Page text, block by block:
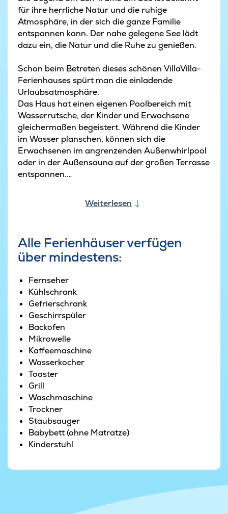
für ihre herrliche Natur und die ruhige
Atmosphäre, in der sich die ganze Familie
entspannen kann. Der nahe gelegene See lädt
dazu ein, die Natur und die Ruhe zu genießen.
Schon beim Betreten dieses schönen VillaVilla-
Ferienhauses spürt man die einladende
Urlaubsatmosphäre.
Das Haus hat einen eigenen Poolbereich mit
Wasserrutsche, der Kinder und Erwachsene
gleichermaßen begeistert. Während die Kinder
im Wasser planschen, können sich die
Erwachsenen im angrenzenden Außenwhirlpool
oder in der Außensauna auf der großen Terrasse
entspannen.
Doch der Spaß hört nicht im Poolbereich und in
der Außenanlage auf, denn im Inneren des
Freude macht. Es gibt einen Billardtisch,
Tischtennis, Darts und eine gemütliche Bar, an
Erfrischung entspannt ausklingen lassen kann.
Den Mittelpunkt des Hauses bilden die gut
ausgestattete Küche und der lange Esstisch, an
dem sich alle Gäste zu leckeren Mahlzeiten und
geselligem Beisammensein versammeln können.
Das Haus verfügt über zwei Schlafbereiche mit
jeweils drei Zimmern. Zusätzlich gibt es vier
Schlafplätze auf den beiden ausgebauten
Dachböden, die besonders bei Kindern und
Jugendlichen beliebt sind.
Aus Rücksicht auf die Nachbarn, einschließlich
der dauerhaft im Gebiet wohnenden Anwohner,
Gebiet nach 22.00 Uhr Ruhe herrschen muss.
Weiterlesen
Alle Ferienhäuser verfügen
über mindestens:
Fernseher
Kühlschrank
Gefrierschrank
Geschirrspüler
Backofen
Mikrowelle
Kaffeemaschine
Wasserkocher
Toaster
Grill
Waschmaschine
Trockner
Staubsauger
Babybett (ohne Matratze)
Kinderstuhl